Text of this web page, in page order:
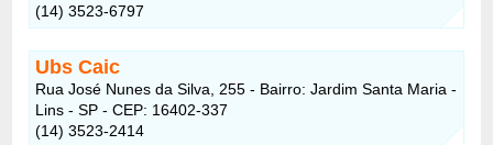
(14) 3523-6797
Ubs Caic
Rua José Nunes da Silva, 255 - Bairro: Jardim Santa Maria -
Lins - SP - CEP: 16402-337
(14) 3523-2414